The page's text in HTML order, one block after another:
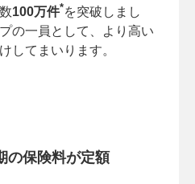
100万件*を突破しまし
の一員として、より高い
してまいります。
の保険料が定額